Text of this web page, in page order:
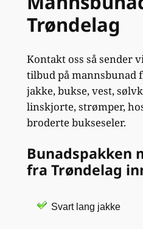
måltaking,
minst
første gang.
handle igjen
Mette og
Trøndelag
Kontakt oss så sender
tilbud på mannsbunad
jakke, bukse, vest,
linskjorte, strømper,
broderte bukseseler.
Bunadspakken
fra Trøndelag
Svart lang jakke